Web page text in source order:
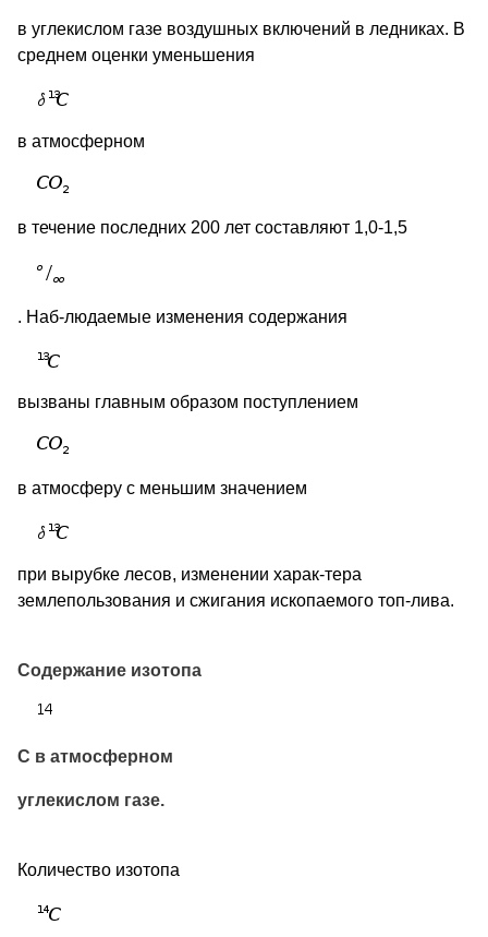
в углекислом газе воздушных включений в ледниках. В
среднем оценки уменьшения
в атмосферном
в течение последних 200 лет составляют 1,0-1,5
. Наб-людаемые изменения содержания
вызваны главным образом поступлением
в атмосферу с меньшим значением
при вырубке лесов, изменении харак-тера
землепользования и сжигания ископаемого топ-лива.
Содержание изотопа
С в атмосферном
углекислом газе.
Количество изотопа